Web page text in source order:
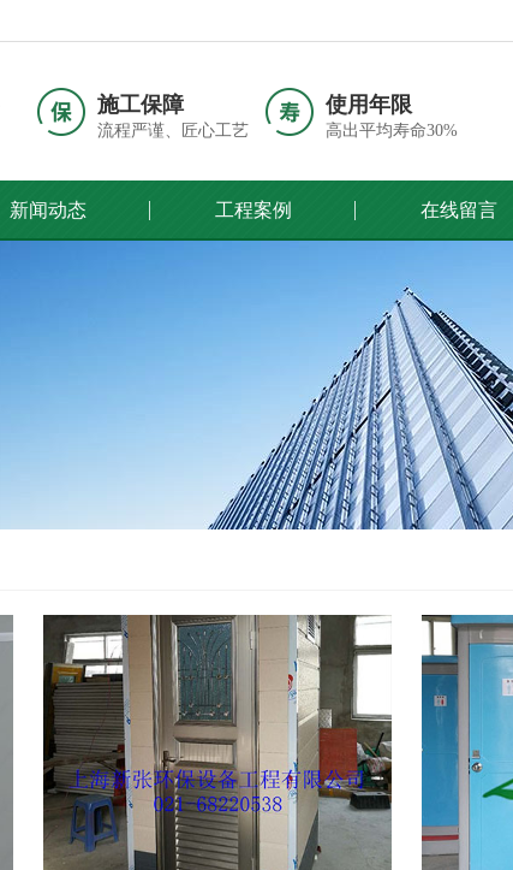
施工保障
流程严谨、匠心工艺
使用年限
高出平均寿命30%
新闻动态 工程案例 在线留言